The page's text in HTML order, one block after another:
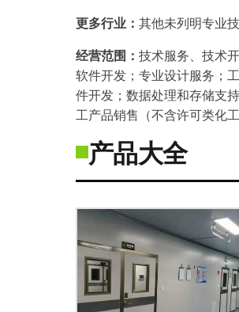
更多行业： 其他未列明专业
经营范围： 技术服务、技术
软件开发；专业设计服务；
件开发；数据处理和存储支
工产品销售（不含许可类化
产品大全